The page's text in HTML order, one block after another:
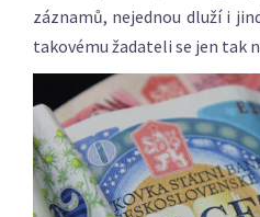
záznamů, nejednou dluží i
takovému žadateli se jen tak